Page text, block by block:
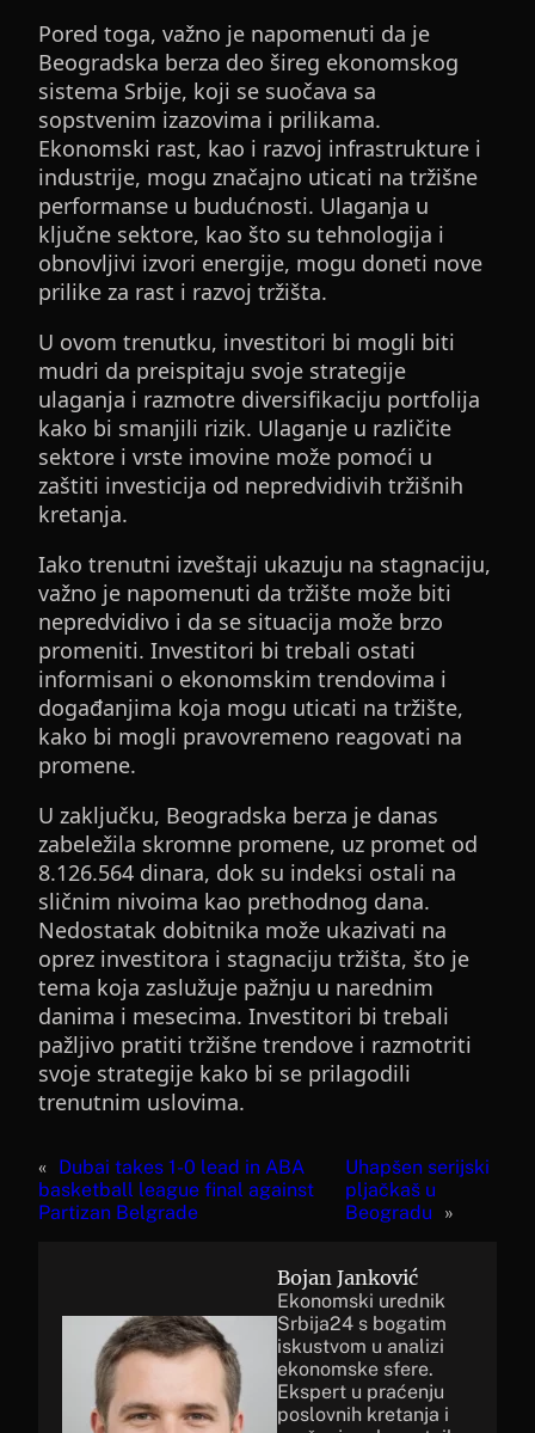
Pored toga, važno je napomenuti da je
Beogradska berza deo šireg ekonomskog
sistema Srbije, koji se suočava sa
sopstvenim izazovima i prilikama.
Ekonomski rast, kao i razvoj infrastrukture i
industrije, mogu značajno uticati na tržišne
performanse u budućnosti. Ulaganja u
ključne sektore, kao što su tehnologija i
obnovljivi izvori energije, mogu doneti nove
prilike za rast i razvoj tržišta.
U ovom trenutku, investitori bi mogli biti
mudri da preispitaju svoje strategije
ulaganja i razmotre diversifikaciju portfolija
kako bi smanjili rizik. Ulaganje u različite
sektore i vrste imovine može pomoći u
zaštiti investicija od nepredvidivih tržišnih
kretanja.
Iako trenutni izveštaji ukazuju na stagnaciju,
važno je napomenuti da tržište može biti
nepredvidivo i da se situacija može brzo
promeniti. Investitori bi trebali ostati
informisani o ekonomskim trendovima i
događanjima koja mogu uticati na tržište,
kako bi mogli pravovremeno reagovati na
promene.
U zaključku, Beogradska berza je danas
zabeležila skromne promene, uz promet od
8.126.564 dinara, dok su indeksi ostali na
sličnim nivoima kao prethodnog dana.
Nedostatak dobitnika može ukazivati na
oprez investitora i stagnaciju tržišta, što je
tema koja zaslužuje pažnju u narednim
danima i mesecima. Investitori bi trebali
pažljivo pratiti tržišne trendove i razmotriti
svoje strategije kako bi se prilagodili
trenutnim uslovima.
« Dubai takes 1-0 lead in ABA
basketball league final against
Partizan Belgrade
Uhapšen serijski
pljačkaš u
Beogradu
»
Bojan Janković
Ekonomski urednik
Srbija24 s bogatim
iskustvom u analizi
ekonomske sfere.
Ekspert u praćenju
poslovnih kretanja i